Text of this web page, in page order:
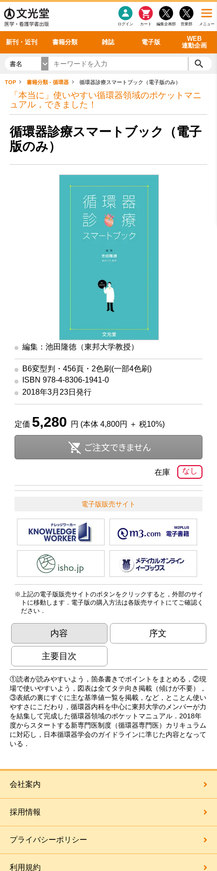
メニュー
営業部
編集企画部
カート
ログイン
新刊・近刊 書籍分類 雑誌 電子版
WEB
連動企画
感染症 老年医学
看護・介護
呼吸器
循環器
シリーズ一覧
雑誌投稿規定
理学療法
雑誌案内・年間購読 最新号 バックナンバー
電子書籍
電子雑誌
書籍「データに基づく臨床動作分析」WEB動画
書籍「眼手術学」WEB動画
書籍「神経症候学 II 改訂第二版」 WEB動画
新刊一覧
今後の発行予定
書名
TOP 書籍分類 - 循環器 循環器診療スマートブック（電子版のみ）
「本当に」使いやすい循環器領域のポケットマニ
ュアル，できました！
循環器診療スマートブック（電子
版のみ）
編集：池田隆徳（東邦大学教授）
B6変型判・456頁・2色刷(一部4色刷)
ISBN 978-4-8306-1941-0
2018年3月23日発行
定価 5,280 円 (本体 4,800円 ＋ 税10%)
なし
在庫
電子版販売サイト
上記の電子版販売サイトのボタンをクリックすると，外部のサイ
トに移動します．電子版の購入方法は各販売サイトにてご確認く
ださい．
内容 序文
主要目次
①読者が読みやすいよう，箇条書きでポイントをまとめる，②現
場で使いやすいよう，図表は全てタテ向き掲載（傾けが不要），
③表紙の裏にすぐに主な基準値一覧を掲載，など，とことん使い
やすさにこだわり，循環器内科を中心に東邦大学のメンバーが力
を結集して完成した循環器領域のポケットマニュアル．2018年
度からスタートする新専門医制度（循環器専門医）カリキュラム
に対応し，日本循環器学会のガイドラインに準じた内容となって
いる．
会社案内
採用情報
プライバシーポリシー
利用規約